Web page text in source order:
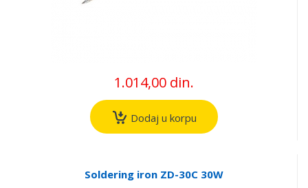
1.014,00 din.
Dodaj u korpu
Soldering iron ZD-30C 30W